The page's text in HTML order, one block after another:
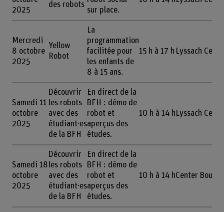
2025
des robots
sur place.
Mercredi
8 octobre
2025
Yellow
Robot
La
programmation
facilitée pour
les enfants de
8 à 15 ans.
15 h à 17 h Lyssach
Samedi 11
octobre
2025
Découvrir
les robots
avec des
étudiant·es
de la BFH
En direct de la
BFH : démo de
robot et
aperçus des
études.
10 h à 14 h Lyssach
Samedi 18
octobre
2025
Découvrir
les robots
avec des
étudiant·es
de la BFH
En direct de la
BFH : démo de
robot et
aperçus des
études.
10 h à 14 hCenter